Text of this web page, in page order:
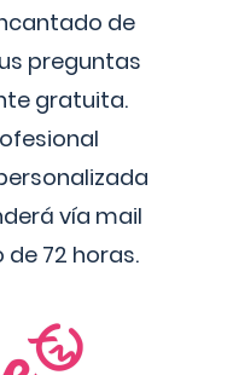
de
preguntas
gratuita.
vía mail
72 horas.